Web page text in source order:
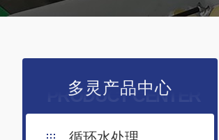
多灵产品中心
PRODUCT CENTER